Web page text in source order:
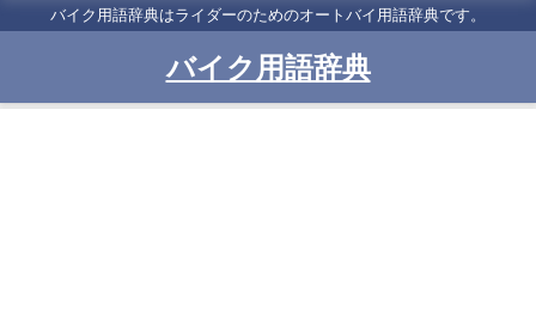
バイク用語辞典はライダーのためのオートバイ用語辞典です。
バイク用語辞典